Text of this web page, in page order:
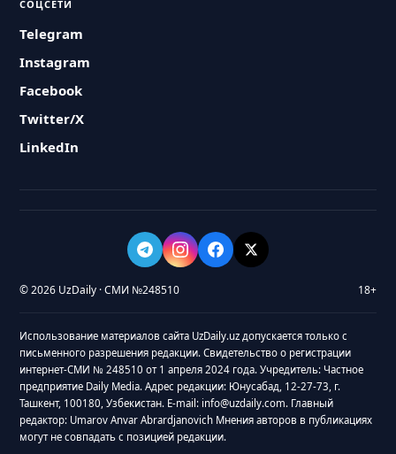
СОЦСЕТИ
Telegram
Instagram
Facebook
Twitter/X
LinkedIn
© 2026 UzDaily · СМИ №248510 18+
Использование материалов сайта UzDaily.uz допускается только с
письменного разрешения редакции. Свидетельство о регистрации
интернет-СМИ № 248510 от 1 апреля 2024 года. Учредитель: Частное
предприятие Daily Media. Адрес редакции: Юнусабад, 12-27-73, г.
Ташкент, 100180, Узбекистан. E-mail: info@uzdaily.com. Главный
редактор: Umarov Anvar Abrardjanovich Мнения авторов в публикациях
могут не совпадать с позицией редакции.